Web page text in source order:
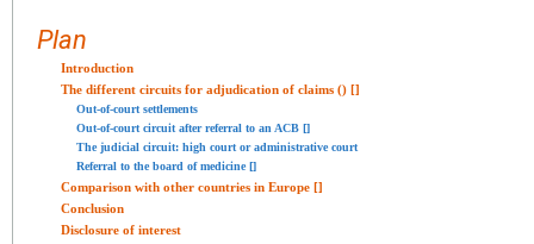
Plan
Introduction
The different circuits for adjudication of claims () []
Out-of-court settlements
Out-of-court circuit after referral to an ACB []
The judicial circuit: high court or administrative court
Referral to the board of medicine []
Comparison with other countries in Europe []
Conclusion
Disclosure of interest